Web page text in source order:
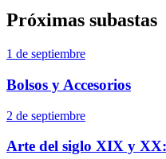
Próximas subastas
1 de septiembre
Bolsos y Accesorios
2 de septiembre
Arte del siglo XIX y